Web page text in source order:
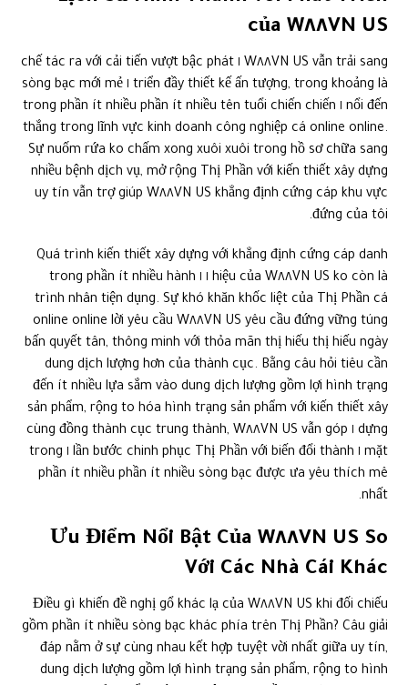
của W٨٨VN US
W٨٨VN US vẫn trải sang ١ chế tác ra với cải tiến vượt bậc phát
triển đầy thiết kế ấn tượng, trong khoảng là ١ sòng bạc mới mẻ
nổi đến ١ trong phần ít nhiều phần ít nhiều tên tuổi chiến chiến
thắng trong lĩnh vực kinh doanh công nghiệp cá online online.
Sự nuốm rứa ko chấm xong xuôi xuôi trong hồ sơ chữa sang
nhiều bệnh dịch vụ, mở rộng Thị Phần với kiến thiết xây dựng
uy tín vẫn trợ giúp W٨٨VN US khẳng định cứng cáp khu vực
đứng của tôi.
Quá trình kiến thiết xây dựng với khẳng định cứng cáp danh
hiệu của W٨٨VN US ko còn là ١ ١ trong phần ít nhiều hành
trình nhân tiện dụng. Sự khó khăn khốc liệt của Thị Phần cá
online online lời yêu cầu W٨٨VN US yêu cầu đứng vững túng
bấn quyết tân, thông minh với thỏa mãn thị hiếu thị hiếu ngày
dung dịch lượng hơn của thành cục. Bằng câu hỏi tiêu cần
đến ít nhiều lựa sắm vào dung dịch lượng gồm lợi hình trạng
sản phẩm, rộng to hóa hình trạng sản phẩm với kiến thiết xây
dựng ١ cùng đồng thành cục trung thành, W٨٨VN US vẫn góp
mặt ١ lần bước chinh phục Thị Phần với biến đổi thành ١ trong
phần ít nhiều phần ít nhiều sòng bạc được ưa yêu thích mê
nhất.
Ưu Điểm Nổi Bật Của W٨٨VN US So
Với Các Nhà Cái Khác
Điều gì khiến đề nghị gổ khác lạ của W٨٨VN US khi đối chiếu
gồm phần ít nhiều sòng bạc khác phía trên Thị Phần? Câu giải
đáp nằm ở sự cùng nhau kết hợp tuyệt vời nhất giữa uy tín,
dung dịch lượng gồm lợi hình trạng sản phẩm, rộng to hình